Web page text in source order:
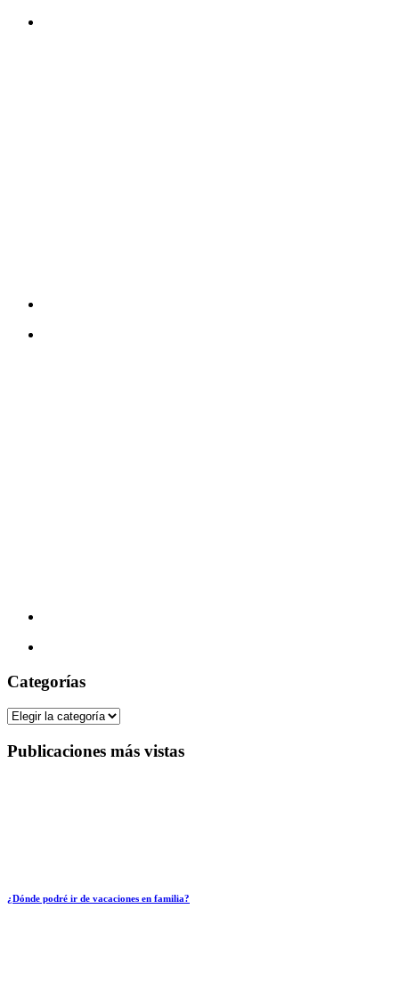
Categorías
Categorías
Publicaciones más vistas
¿Dónde podré ir de vacaciones en familia?